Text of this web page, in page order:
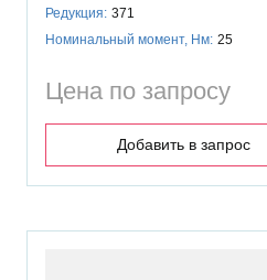
Редукция: 371
Номинальный момент, Нм: 25
Цена по запросу
Добавить в запрос